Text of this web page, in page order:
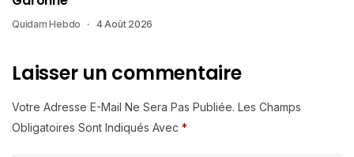
Quidam Hebdo 4 Août 2026
Laisser un commentaire
Votre Adresse E-Mail Ne Sera Pas Publiée. Les Champs
Obligatoires Sont Indiqués Avec *